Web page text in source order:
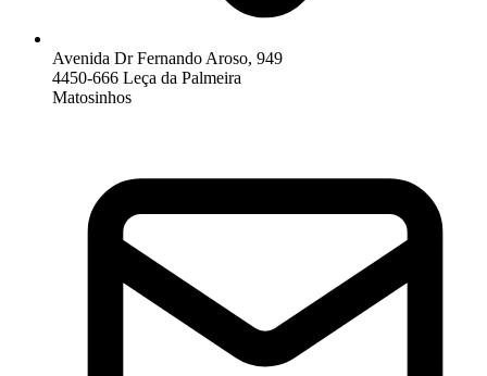
Avenida Dr Fernando Aroso, 949
4450-666 Leça da Palmeira
Matosinhos